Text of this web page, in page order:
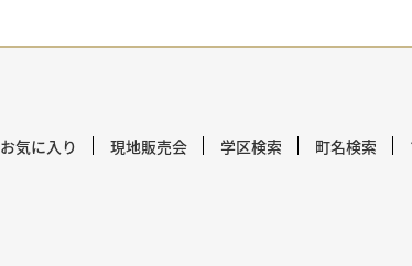
お気に入り 現地販売会 学区検索 町名検索